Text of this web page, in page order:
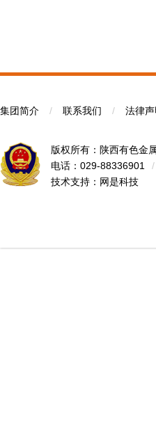
集团简介 / 联系我们 / 法律声
版权所有：陕西有色金
电话：029-88336901
/
技术支持： 网是科技